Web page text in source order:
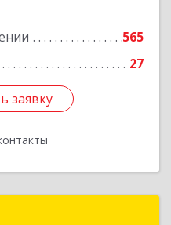
565
27
заявку
заявку